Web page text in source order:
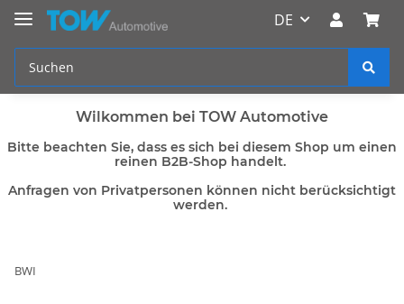
DE
Wilkommen bei TOW Automotive
Bitte beachten Sie, dass es sich bei diesem Shop um einen
reinen B2B-Shop handelt.
Anfragen von Privatpersonen können nicht berücksichtigt
werden.
BWI